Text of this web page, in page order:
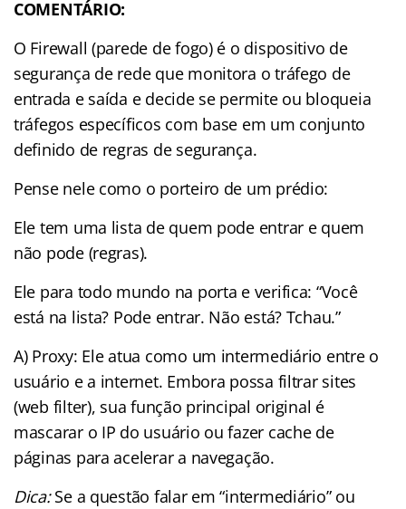
COMENTÁRIO:
O Firewall (parede de fogo) é o dispositivo de
segurança de rede que monitora o tráfego de
entrada e saída e decide se permite ou bloqueia
tráfegos específicos com base em um conjunto
definido de regras de segurança.
Pense nele como o porteiro de um prédio:
Ele tem uma lista de quem pode entrar e quem
não pode (regras).
Ele para todo mundo na porta e verifica: “Você
está na lista? Pode entrar. Não está? Tchau.”
A) Proxy: Ele atua como um intermediário entre o
usuário e a internet. Embora possa filtrar sites
(web filter), sua função principal original é
mascarar o IP do usuário ou fazer cache de
páginas para acelerar a navegação.
Dica:Se a questão falar em “intermediário” ou